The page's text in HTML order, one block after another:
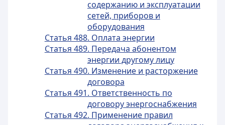
содержанию и эксплуатации
сетей, приборов и
оборудования
Статья 488. Оплата энергии
Статья 489. Передача абонентом
энергии другому лицу
Статья 490. Изменение и расторжение
договора
Статья 491. Ответственность по
договору энергоснабжения
Статья 492. Применение правил